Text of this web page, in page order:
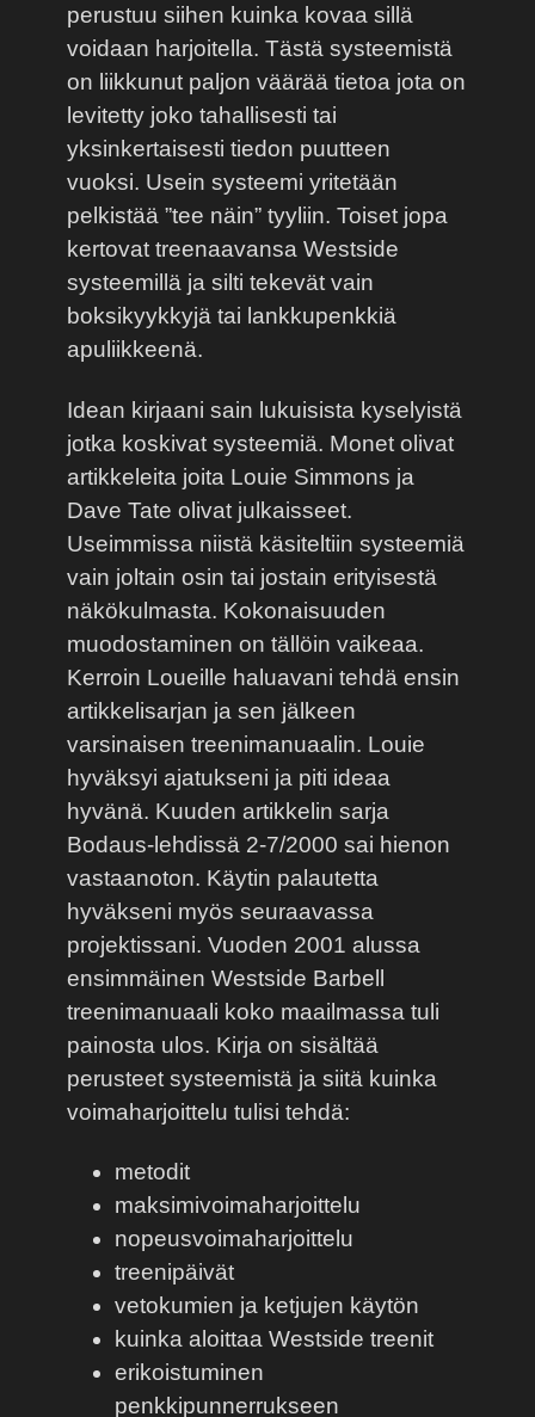
perustuu siihen kuinka kovaa sillä
voidaan harjoitella. Tästä systeemistä
on liikkunut paljon väärää tietoa jota on
levitetty joko tahallisesti tai
yksinkertaisesti tiedon puutteen
vuoksi. Usein systeemi yritetään
pelkistää ”tee näin” tyyliin. Toiset jopa
kertovat treenaavansa Westside
systeemillä ja silti tekevät vain
boksikyykkyjä tai lankkupenkkiä
apuliikkeenä.
Idean kirjaani sain lukuisista kyselyistä
jotka koskivat systeemiä. Monet olivat
artikkeleita joita Louie Simmons ja
Dave Tate olivat julkaisseet.
Useimmissa niistä käsiteltiin systeemiä
vain joltain osin tai jostain erityisestä
näkökulmasta. Kokonaisuuden
muodostaminen on tällöin vaikeaa.
Kerroin Loueille haluavani tehdä ensin
artikkelisarjan ja sen jälkeen
varsinaisen treenimanuaalin. Louie
hyväksyi ajatukseni ja piti ideaa
hyvänä. Kuuden artikkelin sarja
Bodaus-lehdissä 2-7/2000 sai hienon
vastaanoton. Käytin palautetta
hyväkseni myös seuraavassa
projektissani. Vuoden 2001 alussa
ensimmäinen Westside Barbell
treenimanuaali koko maailmassa tuli
painosta ulos. Kirja on sisältää
perusteet systeemistä ja siitä kuinka
voimaharjoittelu tulisi tehdä:
metodit
maksimivoimaharjoittelu
nopeusvoimaharjoittelu
treenipäivät
vetokumien ja ketjujen käytön
kuinka aloittaa Westside treenit
erikoistuminen
penkkipunnerrukseen